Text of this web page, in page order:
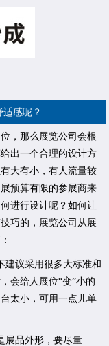
感呢？
，那么展览公司会根
出一个合理的设计方
大有小，有人流量较
预算有限的参展商来
进行设计呢？如何让
巧的，展览公司从展
建议采用很多大标准和
会给人展位“变”小的
太小，可用一点儿单
展品外形，要尽量